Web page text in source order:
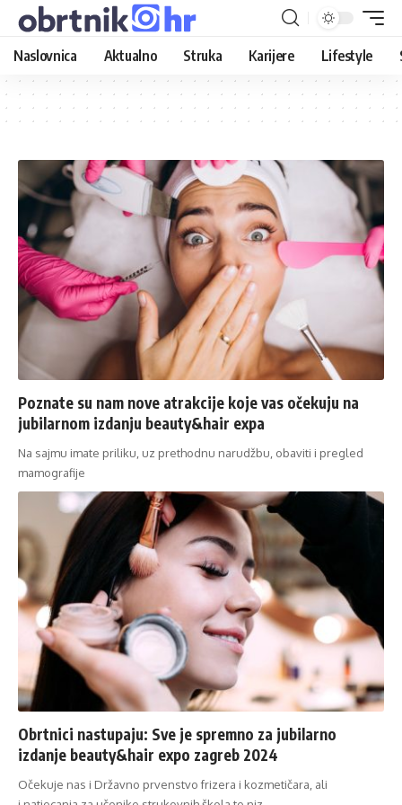
Naslovnica Aktualno Struka Karijere Lifestyle
Poznate su nam nove atrakcije koje vas očekuju na
jubilarnom izdanju beauty&hair expa
Na sajmu imate priliku, uz prethodnu narudžbu, obaviti i pregled
mamografije
Obrtnici nastupaju: Sve je spremno za jubilarno
izdanje beauty&hair expo zagreb 2024
Očekuje nas i Državno prvenstvo frizera i kozmetičara, ali